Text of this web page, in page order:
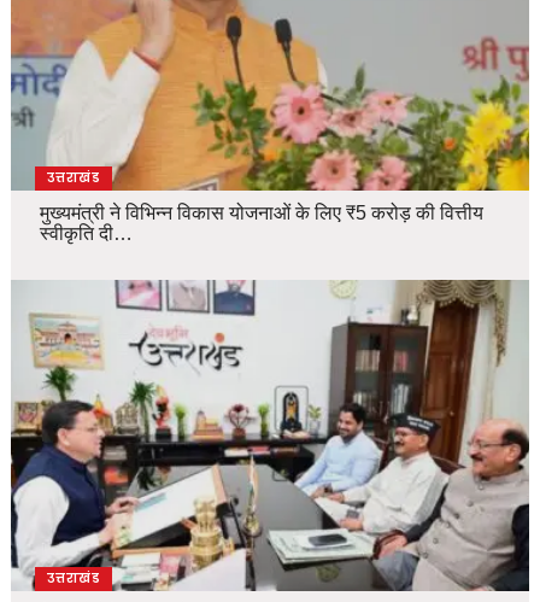
उत्तराखंड
मुख्यमंत्री ने विभिन्न विकास योजनाओं के लिए ₹5 करोड़ की वित्तीय
स्वीकृति दी…
उत्तराखंड